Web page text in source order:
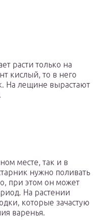
расти только на
кислый, то в него
На лещине вырастают
месте, так и в
нужно поливать
при этом он может
На растении
которые зачастую
варенья.